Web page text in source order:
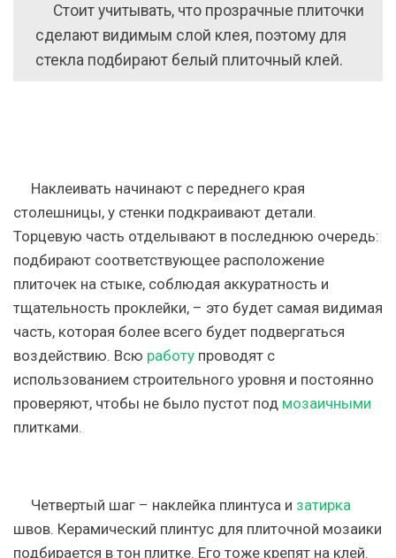
Стоит учитывать, что прозрачные плиточки
сделают видимым слой клея, поэтому для
стекла подбирают белый плиточный клей.
Наклеивать начинают с переднего края
столешницы, у стенки подкраивают детали.
Торцевую часть отделывают в последнюю очередь:
подбирают соответствующее расположение
плиточек на стыке, соблюдая аккуратность и
тщательность проклейки, – это будет самая видимая
часть, которая более всего будет подвергаться
воздействию. Всю работу проводят с
использованием строительного уровня и постоянно
проверяют, чтобы не было пустот под мозаичными
плитками.
Четвертый шаг – наклейка плинтуса и затирка
швов. Керамический плинтус для плиточной мозаики
подбирается в тон плитке. Его тоже крепят на клей.